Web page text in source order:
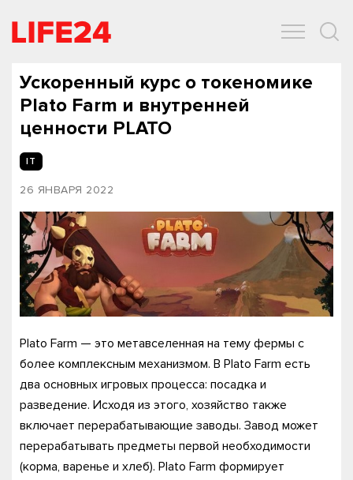
Ускоренный курс о токеномике
Plato Farm и внутренней
ценности PLATO
IT
26 ЯНВАРЯ 2022
Plato Farm — это метавселенная на тему фермы с
более комплексным механизмом. В Plato Farm есть
два основных игровых процесса: посадка и
разведение. Исходя из этого, хозяйство также
включает перерабатывающие заводы. Завод может
перерабатывать предметы первой необходимости
(корма, варенье и хлеб). Plato Farm формирует